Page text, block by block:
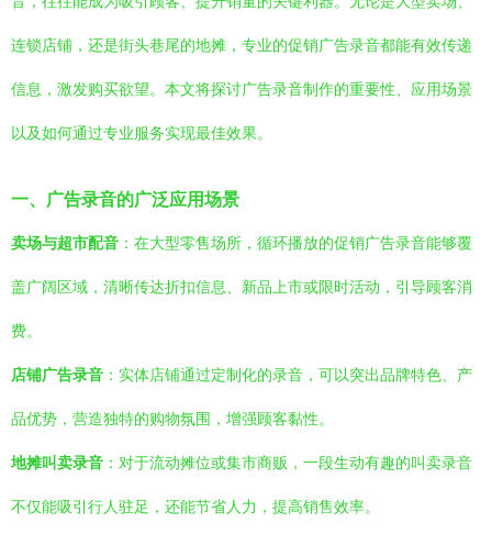
连锁店铺，还是街头巷尾的地摊，专业的促销广告录音都能有效传递
信息，激发购买欲望。本文将探讨广告录音制作的重要性、应用场景
以及如何通过专业服务实现最佳效果。
一、广告录音的广泛应用场景
卖场与超市配音 ：在大型零售场所，循环播放的促销广告录音能够覆
盖广阔区域，清晰传达折扣信息、新品上市或限时活动，引导顾客消
费。
店铺广告录音 ：实体店铺通过定制化的录音，可以突出品牌特色、产
品优势，营造独特的购物氛围，增强顾客黏性。
地摊叫卖录音 ：对于流动摊位或集市商贩，一段生动有趣的叫卖录音
不仅能吸引行人驻足，还能节省人力，提高销售效率。